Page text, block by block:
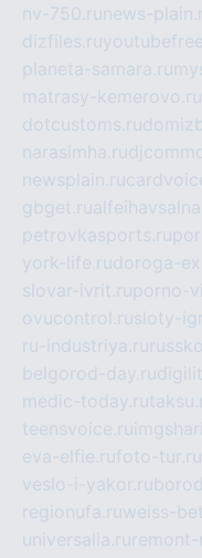
nv-750.ru news-
dizfiles.ru
planeta-samara.ru
matrasy-kemerovo.ru
dotcustoms.ru
narasimha.ru
newsplain.ru
gbget.ru
petrovkasports.ru
york-life.rudoroga-
slovar-ivrit.ruporno-
ovucontrol.rusloty-
ru-industriya.ru
belgorod-day.ru
medic-today.ru
teensvoice.ru
eva-elfie.rufoto-tur.ru
veslo-i-yakor.ru
regionufa.ruweiss-
universalia.ru